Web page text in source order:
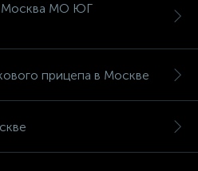
МО ЮГ
прицепа в Москве